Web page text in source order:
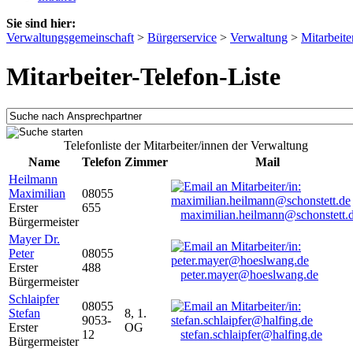
Sie sind hier:
Verwaltungsgemeinschaft > Bürgerservice > Verwaltung >
Mitarbeiter-Telefon-Liste
Telefonliste der Mitarbeiter/innen der Verwaltung
Name
Telefon Zimmer
Mail
Heilmann
Maximilian
Erster
Bürgermeister
08055
655
Mayer Dr.
Peter
Erster
Bürgermeister
08055
488
peter.mayer@hoeslwang.de
Schlaipfer
Stefan
Erster
Bürgermeister
08055
9053-
12
8, 1.
OG
stefan.schlaipfer@halfing.de